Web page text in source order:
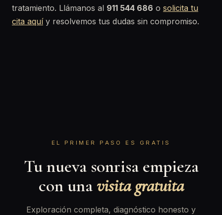
tratamiento. Llámanos al 911 544 686 o solicita tu
cita aquíy resolvemos tus dudas sin compromiso.
EL PRIMER PASO ES GRATIS
Tu nueva sonrisa empieza
con unavisita gratuita
Exploración completa, diagnóstico honesto y